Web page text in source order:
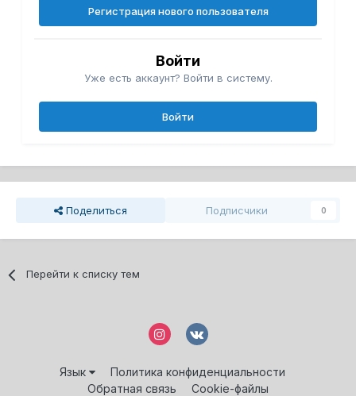
Регистрация нового пользователя
Войти
Уже есть аккаунт? Войти в систему.
Войти
Поделиться Подписчики 0
Перейти к списку тем
Язык
Политика конфиденциальности
Обратная связь
Cookie-файлы